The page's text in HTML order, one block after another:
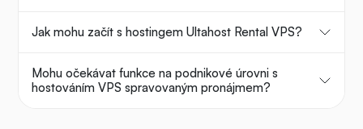
Jak mohu začít s hostingem Ultahost Rental VPS?
Mohu očekávat funkce na podnikové úrovni s
hostováním VPS spravovaným pronájmem?